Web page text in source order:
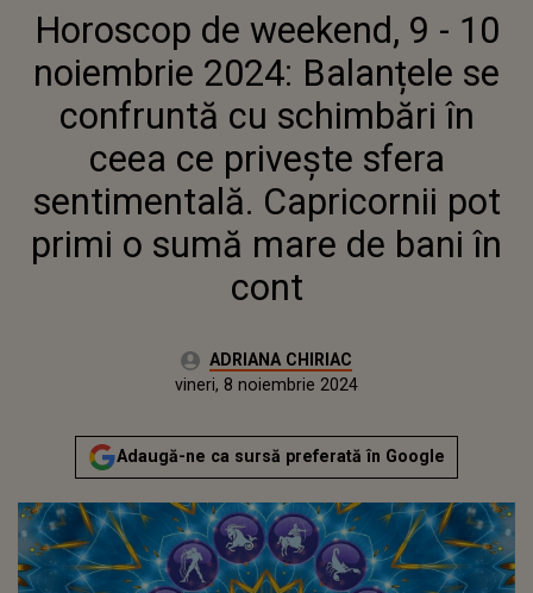
NOIEMBRIE 2024: BALANȚELE SE
CONFRUNTĂ CU SCHIMBĂRI ÎN
CEEA CE PRIVEȘTE SFERA
SENTIMENTALĂ. CAPRICORNII
POT PRIMI O SUMĂ MARE DE
Horoscop de weekend, 9 - 10
noiembrie 2024: Balanțele se
confruntă cu schimbări în
ceea ce privește sfera
sentimentală. Capricornii pot
primi o sumă mare de bani în
cont
Autor:ADRIANA CHIRIAC
vineri, 8 noiembrie 2024Actualizat:
vineri, 8 noiembrie 2024
Adaugă-ne ca sursă preferată în Google